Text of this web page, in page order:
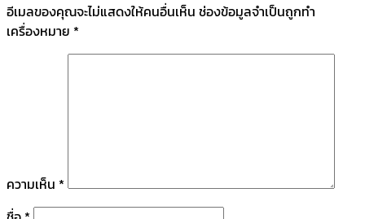
อีเมลของคุณจะไม่แสดงให้คนอื่นเห็น ช่องข้อมูลจำเป็นถูกทำ
เครื่องหมาย *
ความเห็น *